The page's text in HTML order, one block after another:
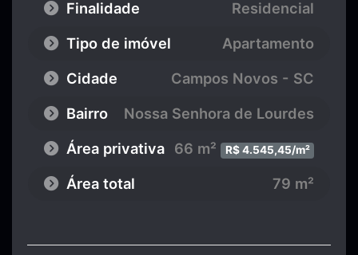
Finalidade
Residencial
Tipo de imóvel
Apartamento
Cidade
Campos Novos - SC
Bairro
Nossa Senhora de Lourdes
Área privativa 66 m² R$ 4.545,45/m²
Área total 79 m²